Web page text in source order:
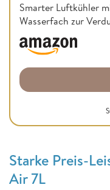
Smarter Luftkühler
Wasserfach zur
Starke Preis-
Air 7L